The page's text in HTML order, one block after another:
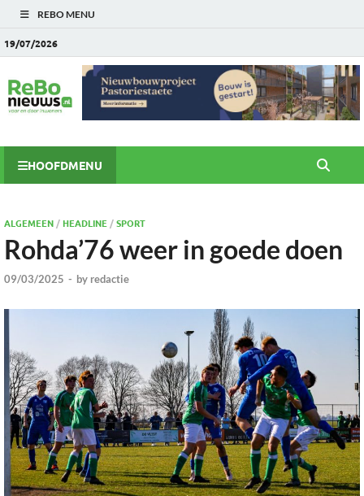
REBO MENU
19/07/2026
HOOFDMENU
ALGEMEEN/ HEADLINE/SPORT
Rohda’76 weer in goede doen
09/03/2025 - by redactie